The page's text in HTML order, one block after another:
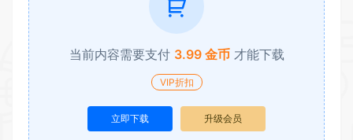
当前内容需要支付 3.99 金币 才能下载
VIP折扣
立即下载 升级会员